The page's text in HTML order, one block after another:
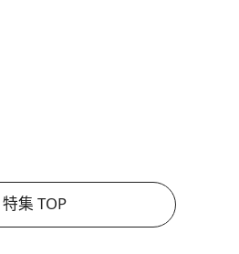
特集 TOP